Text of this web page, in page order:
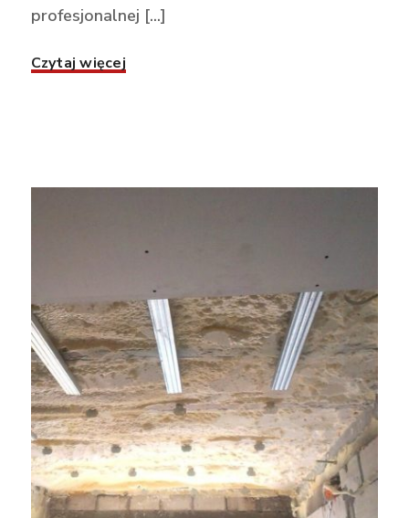
profesjonalnej [...]
Czytaj więcej